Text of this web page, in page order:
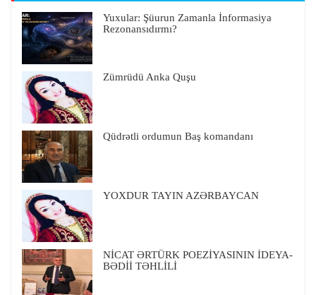
Yuxular: Şüurun Zamanla İnformasiya
Rezonansıdırmı?
Zümrüdü Anka Quşu
Qüdrətli ordumun Baş komandanı
YOXDUR TAYIN AZƏRBAYCAN
NİCAT ƏRTÜRK POEZİYASININ İDEYA-
BƏDİİ TƏHLİLİ